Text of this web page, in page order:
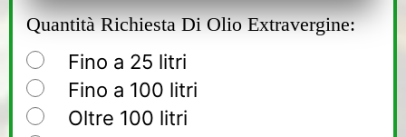
Quantità Richiesta Di Olio Extravergine:
Fino a 25 litri
Fino a 100 litri
Oltre 100 litri